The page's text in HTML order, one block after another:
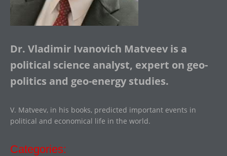
Dr. Vladimir Ivanovich Matveev is a
political science analyst, expert on geo-
politics and geo-energy studies.
V. Matveev, in his books, predicted important events in
political and economical life in the world.
Categories: